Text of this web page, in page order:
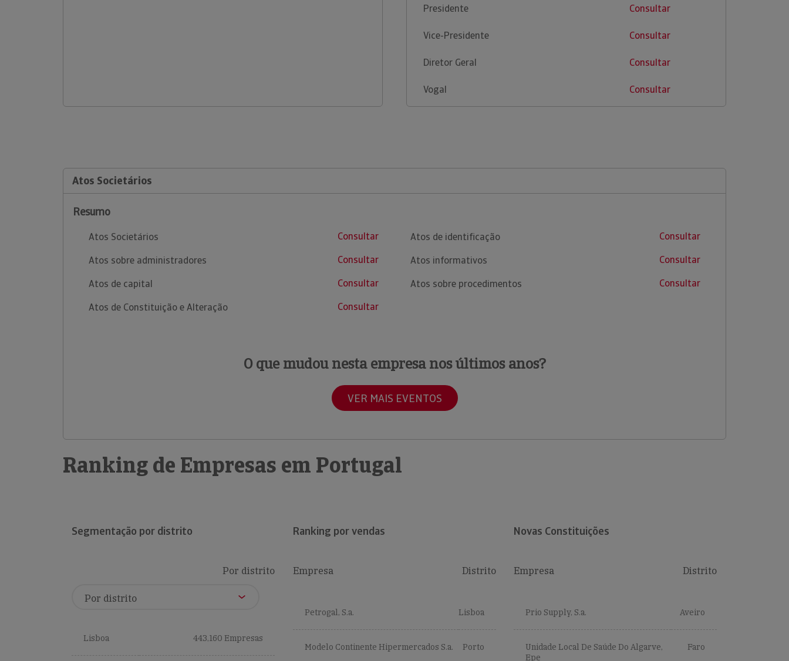
Presidente Consultar
Vice-Presidente Consultar
Diretor Geral Consultar
Vogal Consultar
Atos Societários
Resumo
Atos Societários
Consultar
Atos sobre administradores
Consultar
Atos de capital
Consultar
Atos de Constituição e Alteração
Consultar
Atos de identificação
Consultar
Atos informativos
Consultar
Atos sobre procedimentos
Consultar
O que mudou nesta empresa nos últimos anos?
VER MAIS EVENTOS
Ranking de Empresas em Portugal
Segmentação por distrito
Por distrito
Lisboa 443,160 Empresas
Ranking por vendas
Empresa Distrito
Petrogal, S.a. Lisboa
Modelo Continente Hipermercados S.a. Porto
Novas Constituições
Empresa Distrito
Prio Supply, S.a. Aveiro
Unidade Local De Saúde Do Algarve,
Epe
Faro